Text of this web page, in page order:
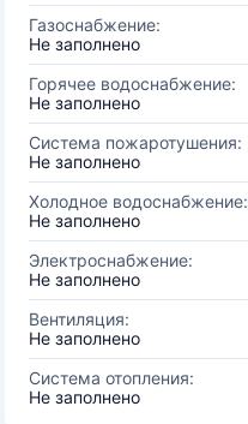
Газоснабжение:
Не заполнено
Горячее водоснабжение:
Не заполнено
Система пожаротушения:
Не заполнено
Холодное водоснабжение:
Не заполнено
Электроснабжение:
Не заполнено
Вентиляция:
Не заполнено
Система отопления:
Не заполнено